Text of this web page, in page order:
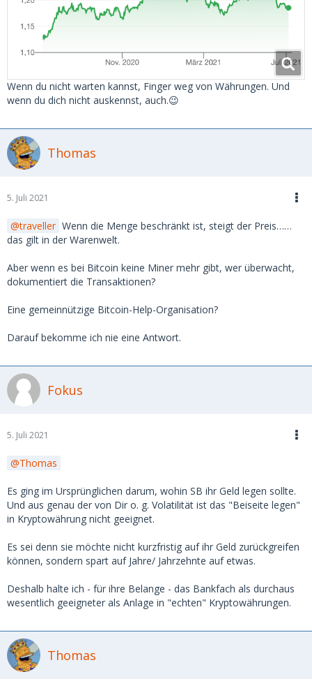
Wenn du nicht warten kannst, Finger weg von Währungen. Und
wenn du dich nicht auskennst, auch.😉
Thomas
5. Juli 2021
traveller Wenn die Menge beschränkt ist, steigt der Preis……
das gilt in der Warenwelt.
Aber wenn es bei Bitcoin keine Miner mehr gibt, wer überwacht,
dokumentiert die Transaktionen?
Eine gemeinnützige Bitcoin-Help-Organisation?
Darauf bekomme ich nie eine Antwort.
Fokus
5. Juli 2021
Thomas
Es ging im Ursprünglichen darum, wohin SB ihr Geld legen sollte.
Und aus genau der von Dir o. g. Volatilität ist das "Beiseite legen"
in Kryptowährung nicht geeignet.
Es sei denn sie möchte nicht kurzfristig auf ihr Geld zurückgreifen
können, sondern spart auf Jahre/ Jahrzehnte auf etwas.
Deshalb halte ich - für ihre Belange - das Bankfach als durchaus
wesentlich geeigneter als Anlage in "echten" Kryptowährungen.
Thomas